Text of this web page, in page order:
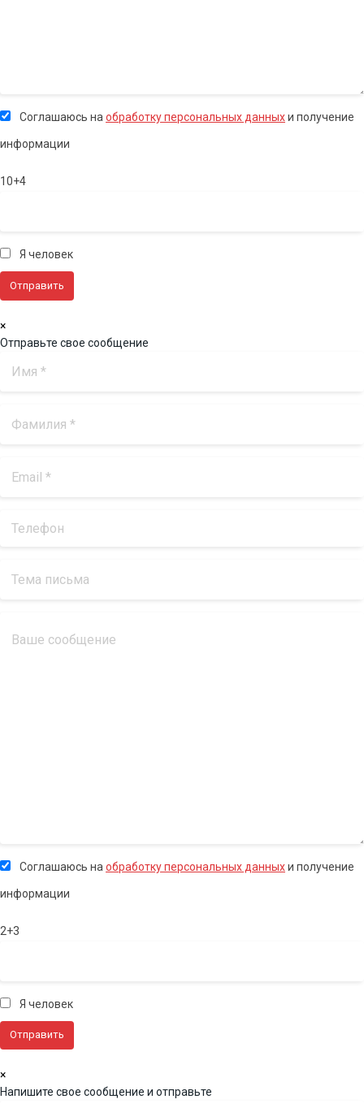
Соглашаюсь на обработку персональных данныхи получение
информации
10+4
Я человек
×
Отправьте свое сообщение
Соглашаюсь на обработку персональных данныхи получение
информации
2+3
Я человек
×
Напишите свое сообщение и отправьте